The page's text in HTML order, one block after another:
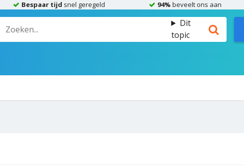
Bespaar tijd snel geregeld 94% beveelt ons aan
Dit
topic